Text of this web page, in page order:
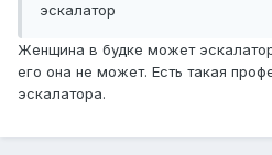
эскалатор
Женщина в будке может
его она не может. Есть такая
эскалатора.